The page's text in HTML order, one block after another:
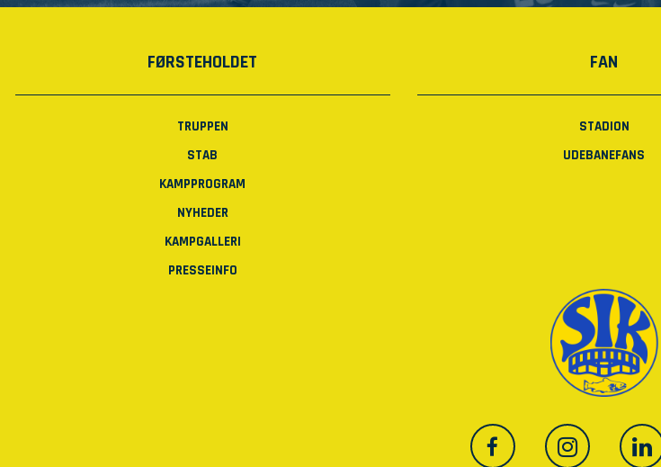
FØRSTEHOLDET
TRUPPEN
STAB
KAMPPROGRAM
NYHEDER
KAMPGALLERI
PRESSEINFO
FAN
STADION
UDEBANEFANS